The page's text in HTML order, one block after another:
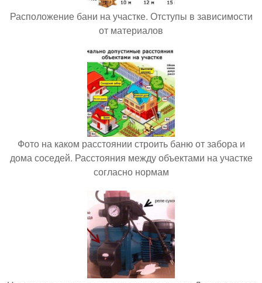
Расположение бани на участке. Отступы в зависимости
от материалов
Фото на каком расстоянии строить баню от забора и
дома соседей. Расстояния между объектами на участке
согласно нормам